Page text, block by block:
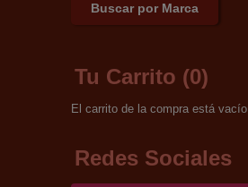
Tu Carrito (0)
El carrito de la compra está vacío
Redes Sociales